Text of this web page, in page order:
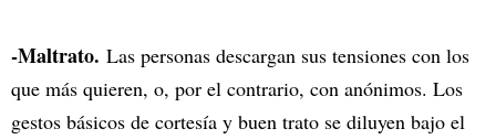
-Maltrato. Las personas descargan sus tensiones con los
que más quieren, o, por el contrario, con anónimos. Los
gestos básicos de cortesía y buen trato se diluyen bajo el